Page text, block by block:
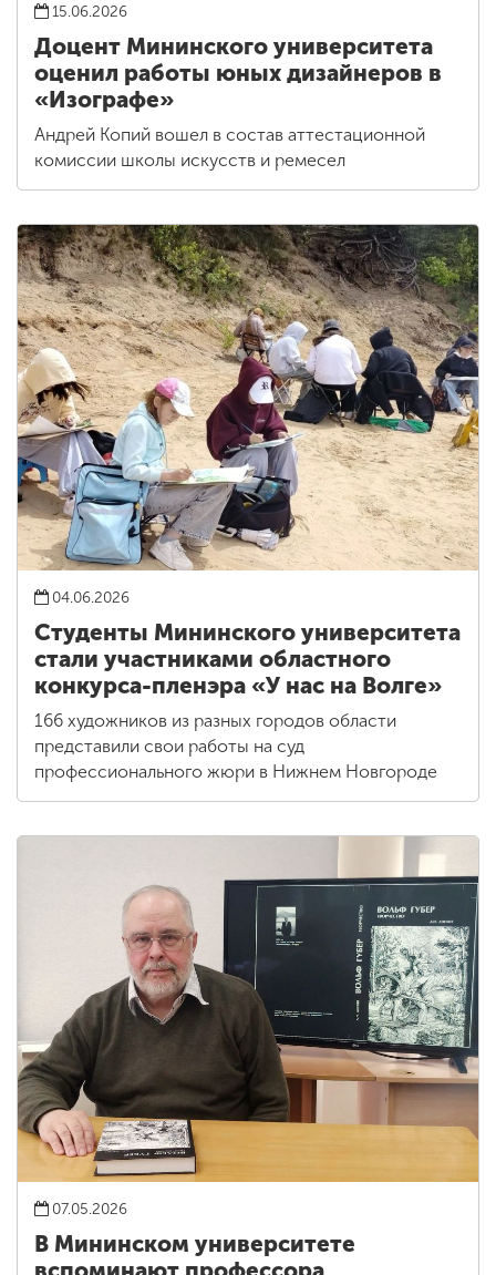
15.06.2026
Доцент Мининского университета
оценил работы юных дизайнеров в
«Изографе»
Андрей Копий вошел в состав аттестационной
комиссии школы искусств и ремесел
04.06.2026
Студенты Мининского университета
стали участниками областного
конкурса-пленэра «У нас на Волге»
166 художников из разных городов области
представили свои работы на суд
профессионального жюри в Нижнем Новгороде
07.05.2026
В Мининском университете